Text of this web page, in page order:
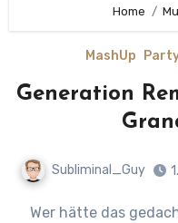
Home
MashUp
Generation
Subliminal_Guy
Wer hätte das gedacht? Am 4. Mai 2014 wird in der